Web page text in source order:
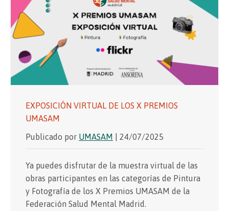
EXPOSICIÓN VIRTUAL DE LOS X PREMIOS
UMASAM
Publicado por UMASAM | 24/07/2025
Ya puedes disfrutar de la muestra virtual de las
obras participantes en las categorías de Pintura
y Fotografía de los X Premios UMASAM de la
Federación Salud Mental Madrid.